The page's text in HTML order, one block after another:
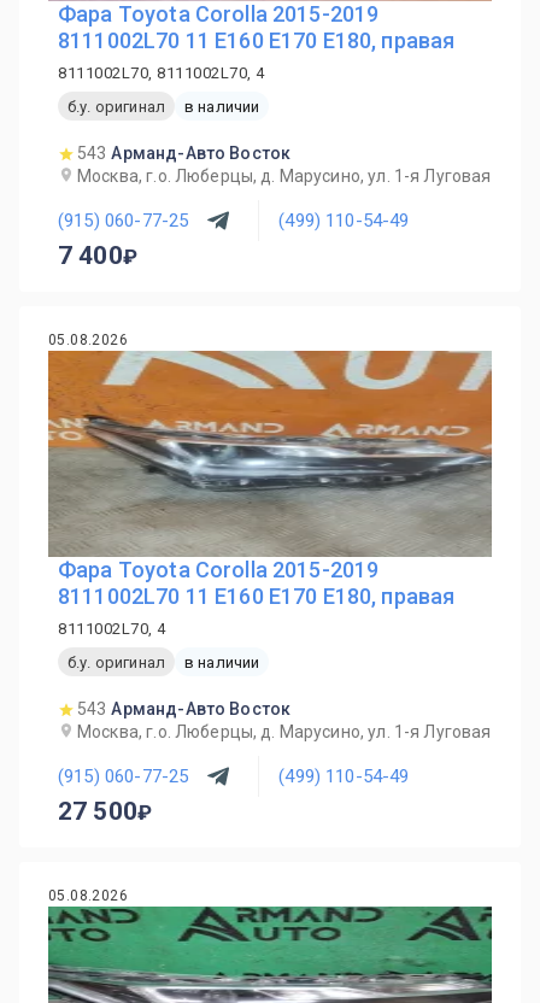
Фара Toyota Corolla 2015-2019
8111002L70 11 E160 E170 E180, правая
8111002L70, 8111002L70, 4
б.у. оригинал
в наличии
543 Арманд-Авто Восток
Москва, г.о. Люберцы, д. Марусино, ул. 1-я Луговая
(915) 060-77-25 (499) 110-54-49
7 400
05.08.2026
Фара Toyota Corolla 2015-2019
8111002L70 11 E160 E170 E180, правая
8111002L70, 4
б.у. оригинал
в наличии
543 Арманд-Авто Восток
Москва, г.о. Люберцы, д. Марусино, ул. 1-я Луговая
(915) 060-77-25 (499) 110-54-49
27 500
05.08.2026